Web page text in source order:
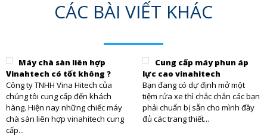
CÁC BÀI VIẾT KHÁC
Máy chà sàn liên hợp
Vinahtech có tốt không ?
Công ty TNHH Vina Hitech của
chúng tôi cung cấp đến khách
hàng. Hiện nay những chiếc máy
chà sàn liên hợp vinahitech cung
cấp...
Cung cấp máy phun áp
lực cao vinahitech
Bạn đang có dự định mở một
tiệm rửa xe thì chắc chắn các bạn
phải chuẩn bị sẵn cho mình đầy
đủ các trang thiết...